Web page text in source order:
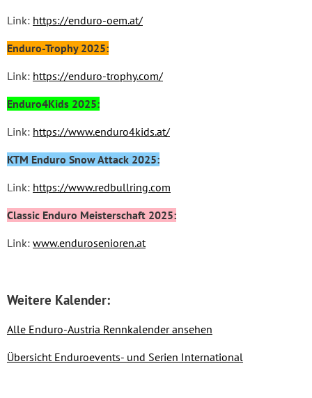
Link: https://enduro-oem.at/
Enduro-Trophy 2025:
Link: https://enduro-trophy.com/
Enduro4Kids 2025:
Link: https://www.enduro4kids.at/
KTM Enduro Snow Attack 2025:
Link: https://www.redbullring.com
Classic Enduro Meisterschaft 2025:
Link: www.endurosenioren.at
Weitere Kalender:
Alle Enduro-Austria Rennkalender ansehen
Übersicht Enduroevents- und Serien International